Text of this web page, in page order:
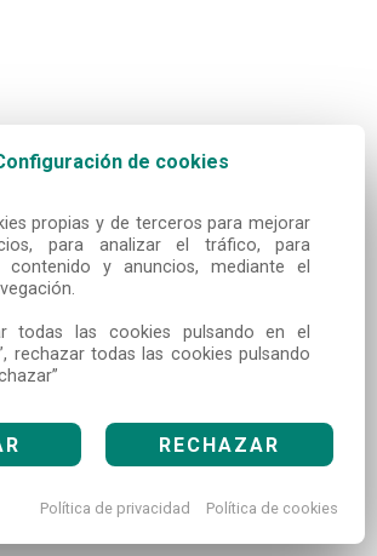
de cookies
propias y de terceros para mejorar
para analizar el tráfico, para
contenido y anuncios, mediante el
todas las cookies pulsando en el
rechazar todas las cookies pulsando
RECHAZAR
Política de privacidad Política de cookies